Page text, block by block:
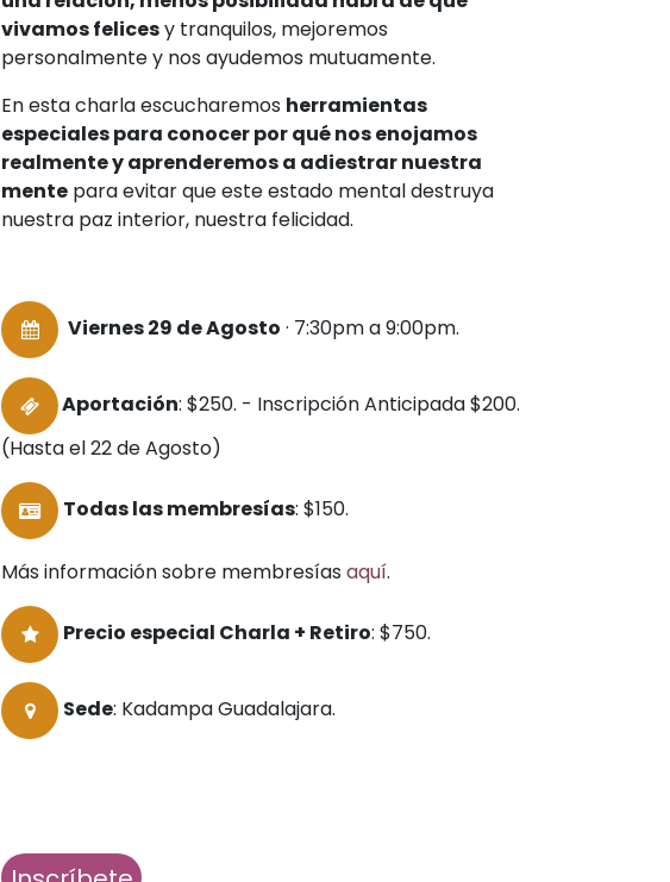
vivamos felicesy tranquilos, mejoremos
personalmente y nos ayudemos mutuamente.
En esta charla escucharemos herramientas
especiales para conocer por qué nos enojamos
realmente y aprenderemos a adiestrar nuestra
mente para evitar que este estado mental destruya
nuestra paz interior, nuestra felicidad.
Viernes 29 de Agosto · 7:30pm a 9:00pm.
Aportación: $250. - Inscripción Anticipada $200.
(Hasta el 22 de Agosto)
Todas las membresías: $150.
Más información sobre membresías aquí.
Precio especial Charla ​+ Retiro: $750.
Sede: Kadampa Guadalajara.